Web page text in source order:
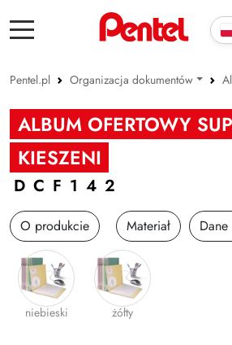
Pentel.pl Organizacja dokumentów
Produkty szkolno-
Cienkopisy i pióra
Długopisy
Markery
Zakreślacze
Cienkopisy i Kaligrafia
Korektory
ALBUM OFERTOWY
KIESZENI
DCF142
O produkcie Materiał
niebieski żółty